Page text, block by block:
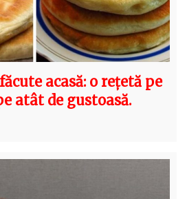
acasă: o rețetă pe
atât de gustoasă.